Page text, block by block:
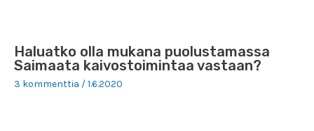
Haluatko olla mukana puolustamassa
Saimaata kaivostoimintaa vastaan?
3 kommenttia /1.6.2020